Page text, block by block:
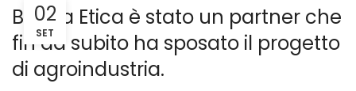
02
SET
Banca Etica è stato un partner che
fin da subito ha sposato il progetto
di agroindustria.